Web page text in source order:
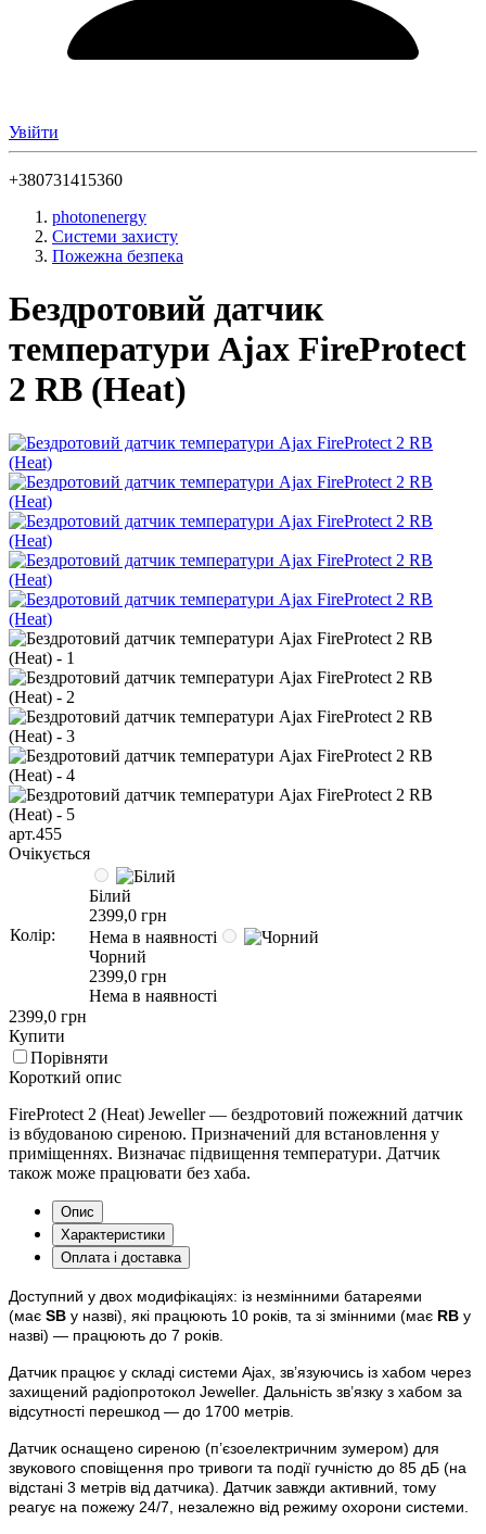
Увійти
+380731415360
photonenergy
Системи захисту
Пожежна безпека
Бездротовий датчик
температури Ajax FireProtect
2 RB (Heat)
арт.455
Очікується
Колір:
Білий
2399,0 грн
Нема в наявності
Чорний
2399,0 грн
Нема в наявності
2399,0 грн
Купити
Порівняти
Короткий опис
FireProtect 2 (Heat) Jeweller — бездротовий пожежний датчик
із вбудованою сиреною. Призначений для встановлення у
приміщеннях. Визначає підвищення температури. Датчик
також може працювати без хаба.
Опис
Характеристики
Оплата і доставка
Доступний у двох модифікаціях: із незмінними батареями
(має SB у назві), які працюють 10 років, та зі змінними (має RB у
назві) — працюють до 7 років.
Датчик працює у складі системи Ajax, зв’язуючись із хабом через
захищений радіопротокол Jeweller. Дальність зв’язку з хабом за
відсутності перешкод — до 1700 метрів.
Датчик оснащено сиреною (п’єзоелектричним зумером) для
звукового сповіщення про тривоги та події гучністю до 85 дБ (на
відстані 3 метрів від датчика). Датчик завжди активний, тому
реагує на пожежу 24/7, незалежно від режиму охорони системи.